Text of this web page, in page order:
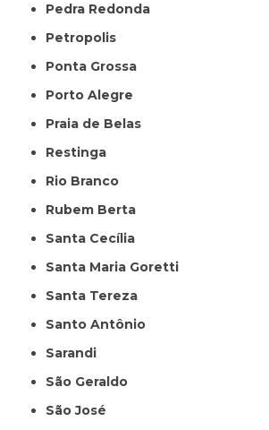
Pedra Redonda
Petropolis
Ponta Grossa
Porto Alegre
Praia de Belas
Restinga
Rio Branco
Rubem Berta
Santa Cecília
Santa Maria Goretti
Santa Tereza
Santo Antônio
Sarandi
São Geraldo
São José